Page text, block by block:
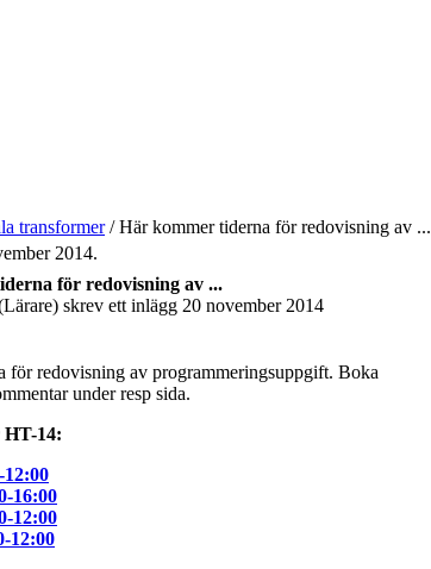
transformer /Här kommer tiderna för redovisning av ...
2014.
för redovisning av ...
skrev ett inlägg 20 november 2014
för redovisning av programmeringsuppgift. Boka
under resp sida.
HT-14:
12:00
16:00
12:00
12:00